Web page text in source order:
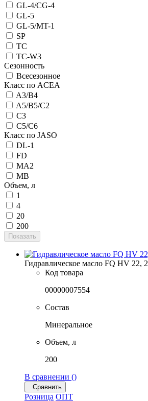
GL-4/CG-4
GL-5
GL-5/MT-1
SP
TC
TC-W3
Сезонность
Всесезонное
Класс по ACEA
A3/B4
A5/B5/C2
C3
C5/C6
Класс по JASO
DL-1
FD
MA2
MB
Объем, л
1
4
20
200
Показать
Гидравлическое масло FQ HV 22,
Код товара
00000007554
Состав
Минеральное
Объем, л
200
В сравнении ()
Сравнить
Розница ОПТ